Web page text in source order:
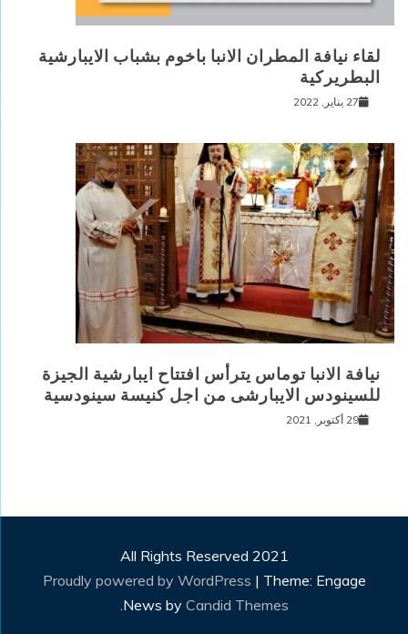
لقاء نيافة المطران الانبا باخوم بشباب الايبارشية
البطريركية
27 يناير, 2022
نيافة الانبا توماس يترأس افتتاح ايبارشية الجيزة
للسينودس الايبارشى من اجل كنيسة سينودسية
29 أكتوبر, 2021
All Rights Reserved 2021
Proudly powered by WordPress | Theme: Engage
News by Candid Themes
.